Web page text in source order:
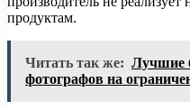
продуктам.
Читать так же: Лучшие
фотографов на